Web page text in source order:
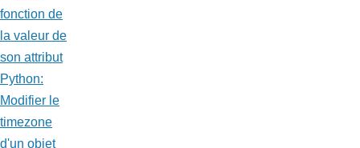
fonction de
la valeur de
son attribut
Python:
Modifier le
timezone
d'un objet